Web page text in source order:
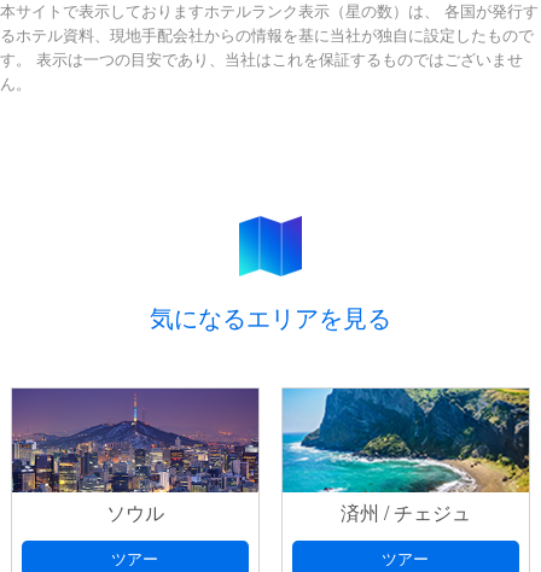
本サイトで表示しておりますホテルランク表示（星の数）は、 各国が発行す
るホテル資料、現地手配会社からの情報を基に当社が独自に設定したもので
す。 表示は一つの目安であり、当社はこれを保証するものではございませ
ん。
気になるエリアを見る
ソウル
ツアー
済州 / チェジュ
ツアー